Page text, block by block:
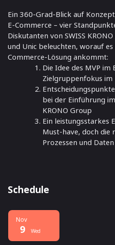
Ein 360-Grad-Blick auf
E-Commerce – vier
Diskutanten von SWISS
und Unic beleuchten, worauf
Commerce-Lösung ankommt:
Die Idee des MVP
Zielgruppenfokus im
bei der Einführung
KRONO Group
Ein leistungsstarkes
Must-have, doch die
Prozessen und
Schedule
Nov
9 Wed